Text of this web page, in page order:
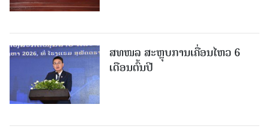
ສທໜລ ສະຫຼຸບການເຄື່ອນໄຫວ 6
ເດືອນຕົ້ນປີ